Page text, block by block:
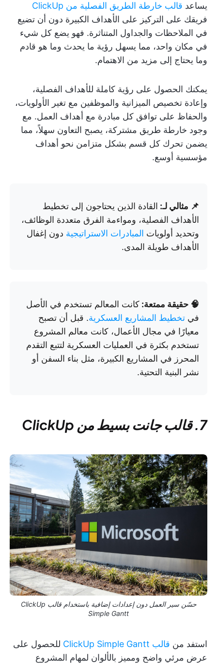
يساعد قالب خارطة الطريق الفصلية من ClickUp
فريقك على التركيز على الأهداف الكبيرة دون أن تضيع
في الملاحظات والجداول المتناثرة. فهو يضع كل شيء
في مكان واحد، مما يسهل رؤية ما يحدث وما هو قادم
وما يحتاج إلى مزيد من الاهتمام.
يمكنك الحصول على رؤية كاملة للأهداف الفصلية،
وإعادة تخصيص الميزانية والموظفين مع تغير الأولويات،
والحفاظ على توافق كل مبادرة مع أهداف العمل. مع
وجود خارطة طريق مشتركة، يصبح التعاون سهلاً، مما
يضمن تحرك كل قسم بشكل متزامن نحو أهداف
مؤسسية أوسع.
📌 مثالي لـ: القادة الذين يحتاجون إلى تخطيط
الأهداف الفصلية، ومواءمة الفرق متعددة الوظائف،
وتحديد أولويات المبادرات الاستراتيجية دون إغفال
الأهداف طويلة المدى.
🧠 حقيقة ممتعة: كانت المعالم تستخدم في الأصل
في تخطيط المشاريع العسكرية. قبل أن تصبح
معيارًا في مجال الأعمال، كانت معالم المشروع
تستخدم بكثرة في العمليات العسكرية لتتبع التقدم
المحرز في المشاريع الكبيرة، مثل بناء السفن أو
نشر البنية التحتية.
7. قالب جانت بسيط من ClickUp
حسّن سير العمل دون إعدادات إضافية باستخدام قالب ClickUp
Simple Gantt
استفد من قالب ClickUp Simple Gantt
للحصول على
عرض مرئي واضح ومميز بالألوان لمهام المشروع